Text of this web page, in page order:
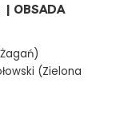
OBSADA
(Zielona